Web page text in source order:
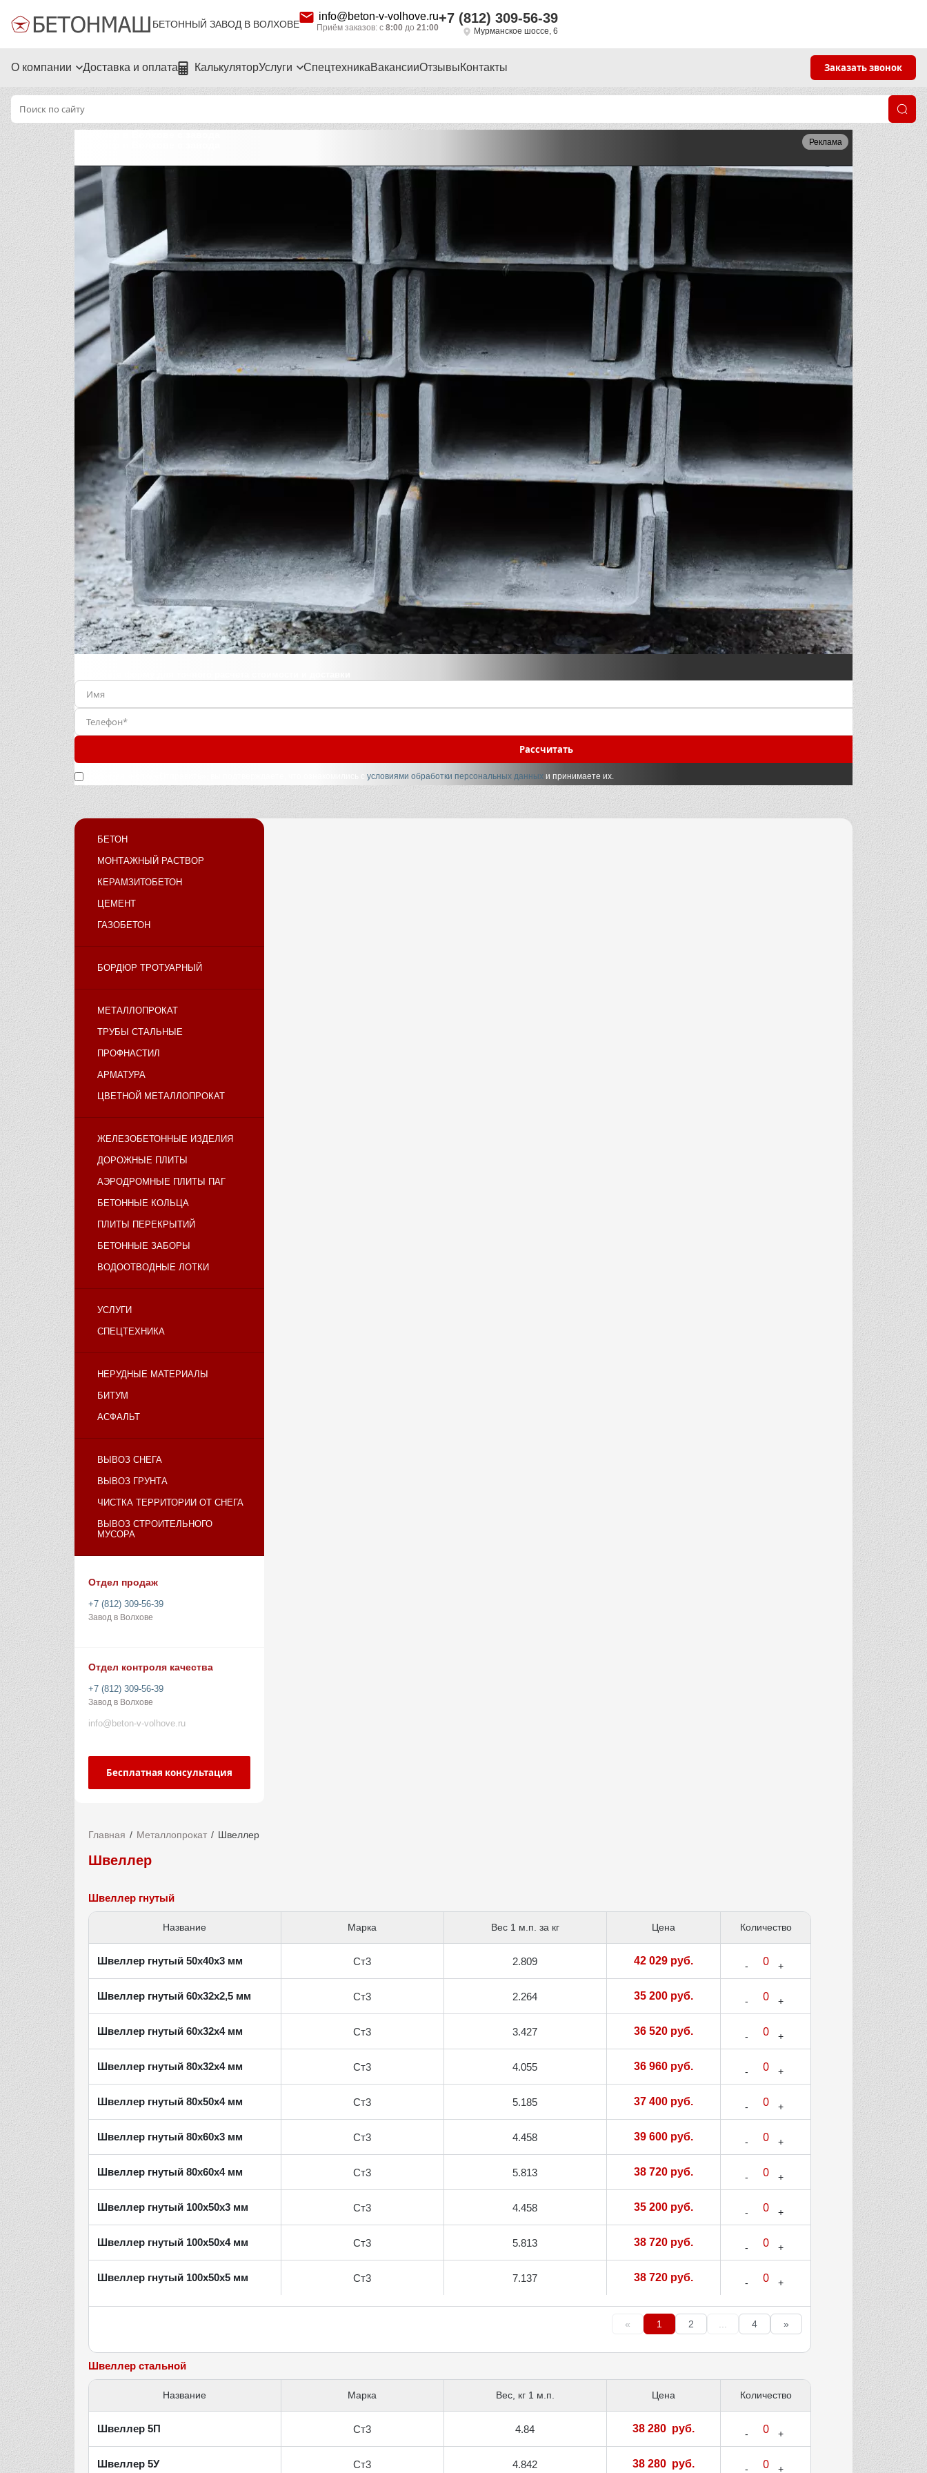
БЕТОННЫЙ ЗАВОД В ВОЛХОВЕ
info@beton-v-volhove.ru
Приём заказов: с 8:00 до 21:00
+7 (812) 309-56-39
Мурманское шоссе, 6
О компании Доставка и оплата КалькуляторУслуги СпецтехникаВакансииОтзывыКонтакты Заказать звонок
Реклама
Рассчитать
Нажимая кнопку «Отправить», вы подтверждаете, что ознакомились сусловиями обработки персональных данных и принимаете их.
БЕТОН
МОНТАЖНЫЙ РАСТВОР
КЕРАМЗИТОБЕТОН
ЦЕМЕНТ
ГАЗОБЕТОН
БОРДЮР ТРОТУАРНЫЙ
МЕТАЛЛОПРОКАТ
ТРУБЫ СТАЛЬНЫЕ
ПРОФНАСТИЛ
АРМАТУРА
ЦВЕТНОЙ МЕТАЛЛОПРОКАТ
ЖЕЛЕЗОБЕТОННЫЕ ИЗДЕЛИЯ
ДОРОЖНЫЕ ПЛИТЫ
АЭРОДРОМНЫЕ ПЛИТЫ ПАГ
БЕТОННЫЕ КОЛЬЦА
ПЛИТЫ ПЕРЕКРЫТИЙ
БЕТОННЫЕ ЗАБОРЫ
ВОДООТВОДНЫЕ ЛОТКИ
УСЛУГИ
СПЕЦТЕХНИКА
НЕРУДНЫЕ МАТЕРИАЛЫ
БИТУМ
АСФАЛЬТ
ВЫВОЗ СНЕГА
ВЫВОЗ ГРУНТА
ЧИСТКА ТЕРРИТОРИИ ОТ СНЕГА
ВЫВОЗ СТРОИТЕЛЬНОГО
МУСОРА
Отдел продаж
+7 (812) 309-56-39
Завод в Волхове
Отдел контроля качества
+7 (812) 309-56-39
Завод в Волхове
info@beton-v-volhove.ru
Бесплатная консультация
Главная Металлопрокат Швеллер
Швеллер
Швеллер гнутый
Название Марка Вес 1 м.п. за кг Цена Количество
Швеллер гнутый 50х40х3 мм Ст3 2.809 42 029 руб.
Швеллер гнутый 60х32х2,5 мм Ст3 2.264 35 200 руб.
Швеллер гнутый 60х32х4 мм Ст3 3.427 36 520 руб.
Швеллер гнутый 80х32х4 мм Ст3 4.055 36 960 руб.
Швеллер гнутый 80х50х4 мм Ст3 5.185 37 400 руб.
Швеллер гнутый 80х60х3 мм Ст3 4.458 39 600 руб.
Швеллер гнутый 80х60х4 мм Ст3 5.813 38 720 руб.
Швеллер гнутый 100х50х3 мм Ст3 4.458 35 200 руб.
Швеллер гнутый 100х50х4 мм Ст3 5.813 38 720 руб.
Швеллер гнутый 100х50х5 мм Ст3 7.137 38 720 руб.
« 1 2 ... 4 »
Швеллер стальной
Название Марка Вес, кг 1 м.п. Цена Количество
Швеллер 5П Ст3 4.84 38 280 руб.
Швеллер 5У Ст3 4.842 38 280 руб.